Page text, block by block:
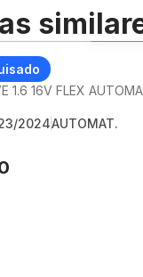
Foto
1.6 16V FLEX
2024AUTOMAT.